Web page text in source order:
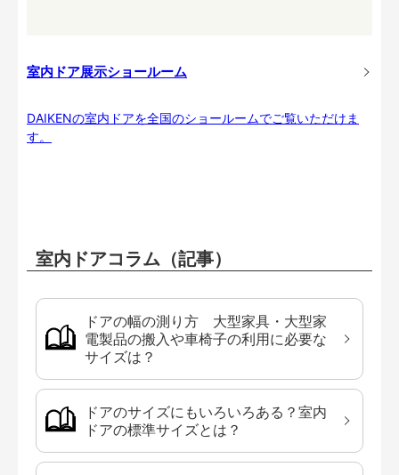
室内ドア展示ショールーム
DAIKENの室内ドアを全国のショールームでご覧いただけま
す。
室内ドアコラム（記事）
ドアの幅の測り方 大型家具・大型家
電製品の搬入や車椅子の利用に必要な
サイズは？
ドアのサイズにもいろいろある？室内
ドアの標準サイズとは？